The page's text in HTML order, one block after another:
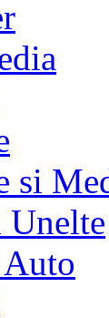
si
Unelte